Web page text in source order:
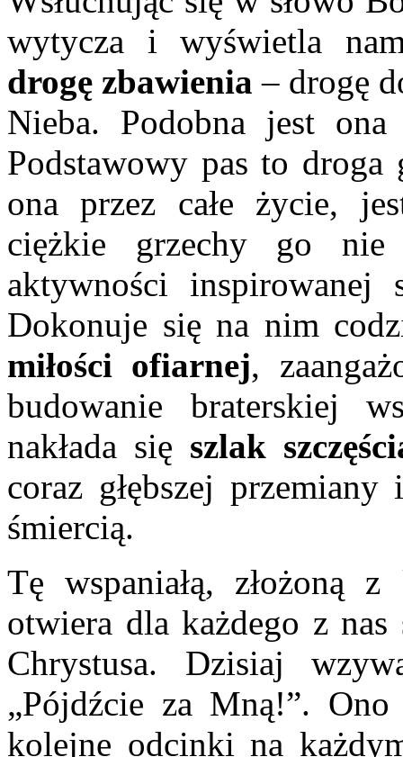
wytycza i wyświetla
drogę zbawienia – drogę
Nieba. Podobna jest
Podstawowy pas to droga
ona przez całe życie,
ciężkie grzechy go nie
aktywności inspirowanej
Dokonuje się na nim
miłości ofiarnej,
budowanie braterskiej
nakłada się szlak
coraz głębszej
śmiercią.
Tę wspaniałą, złożoną
otwiera dla każdego z
Chrystusa. Dzisiaj
„Pójdźcie za Mną!”.
kolejne odcinki na